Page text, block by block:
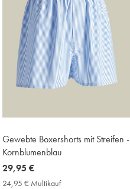
Gewebte Boxershorts mit Streifen -
Kornblumenblau
now
29,95
29,95 €
24,95 € Multikauf24,95